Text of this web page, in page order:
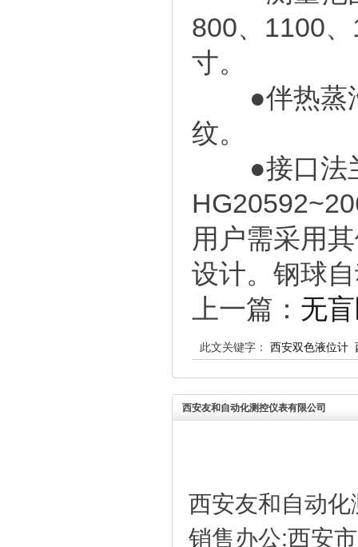
800、1100
寸。
●伴热蒸汽
纹。
●接口法兰
用户需采用
设计。钢球
上一篇： 无
此文关键字： 西安双色液位计
西安友和自动化测控仪表有限公司
西安友和自动
销售办公:西安